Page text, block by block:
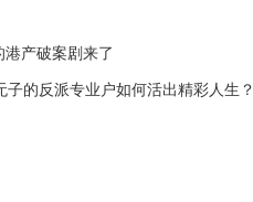
港产破案剧来了
的反派专业户如何活出精彩人生？